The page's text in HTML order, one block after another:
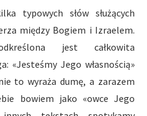
typowych słów służących
między Bogiem i Izraelem.
jest całkowita
«Jesteśmy Jego własnością»
to wyraża dumę, a zarazem
bowiem jako «owce Jego